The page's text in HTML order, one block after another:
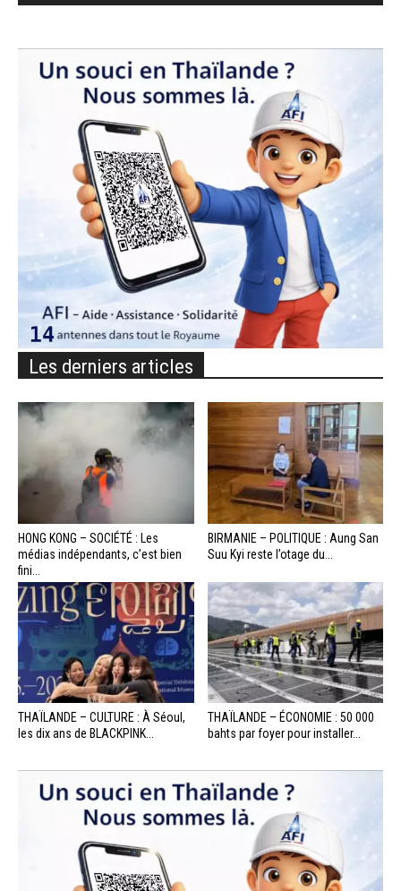
Les derniers articles
HONG KONG – SOCIÉTÉ : Les
médias indépendants, c’est bien
fini...
BIRMANIE – POLITIQUE : Aung San
Suu Kyi reste l’otage du...
THAÏLANDE – CULTURE : À Séoul,
les dix ans de BLACKPINK...
THAÏLANDE – ÉCONOMIE : 50 000
bahts par foyer pour installer...